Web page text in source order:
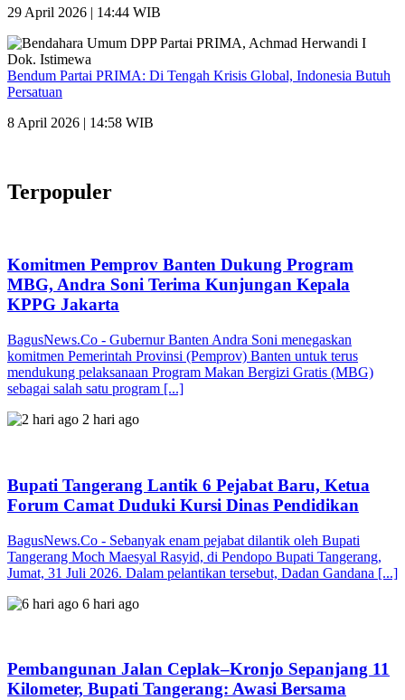
29 April 2026 | 14:44 WIB
Bendum Partai PRIMA: Di Tengah Krisis Global, Indonesia Butuh
Persatuan
8 April 2026 | 14:58 WIB
Terpopuler
Komitmen Pemprov Banten Dukung Program
MBG, Andra Soni Terima Kunjungan Kepala
KPPG Jakarta
BagusNews.Co - Gubernur Banten Andra Soni menegaskan
komitmen Pemerintah Provinsi (Pemprov) Banten untuk terus
mendukung pelaksanaan Program Makan Bergizi Gratis (MBG)
sebagai salah satu program [...]
2 hari ago
Bupati Tangerang Lantik 6 Pejabat Baru, Ketua
Forum Camat Duduki Kursi Dinas Pendidikan
BagusNews.Co - Sebanyak enam pejabat dilantik oleh Bupati
Tangerang Moch Maesyal Rasyid, di Pendopo Bupati Tangerang,
Jumat, 31 Juli 2026. Dalam pelantikan tersebut, Dadan Gandana [...]
6 hari ago
Pembangunan Jalan Ceplak–Kronjo Sepanjang 11
Kilometer, Bupati Tangerang: Awasi Bersama